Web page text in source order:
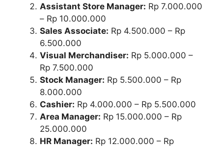
Assistant Store Manager: Rp 7.000.000
– Rp 10.000.000
Sales Associate: Rp 4.500.000 – Rp
6.500.000
Visual Merchandiser: Rp 5.000.000 –
Rp 7.500.000
Stock Manager: Rp 5.500.000 – Rp
8.000.000
Cashier: Rp 4.000.000 – Rp 5.500.000
Area Manager: Rp 15.000.000 – Rp
25.000.000
HR Manager: Rp 12.000.000 – Rp